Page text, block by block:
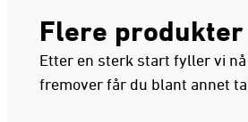
Flere produkter
Etter en sterk start fyller vi
fremover får du blant annet